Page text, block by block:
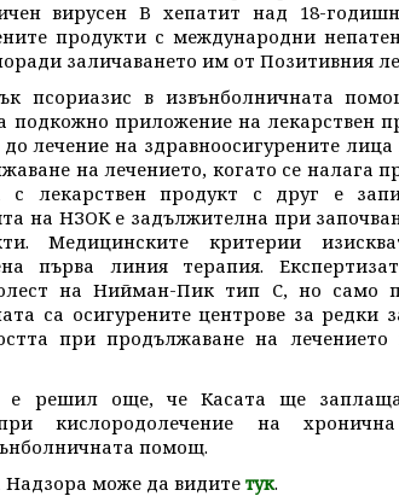
вирусен В хепатит над 18-
продукти с международни
заличаването им от Позитивния
псориазис в извънболничната
подкожно приложение на лекарствен
лечение на здравноосигурените
на лечението, когато се налага
с лекарствен продукт с друг е
на НЗОК е задължителна при
Медицинските критерии
първа линия терапия.
на Нийман-Пик тип С, но само
са осигурените центрове за редки
при продължаване на
е решил още, че Касата ще
кислородолечение на
помощ.
може да видите тук.